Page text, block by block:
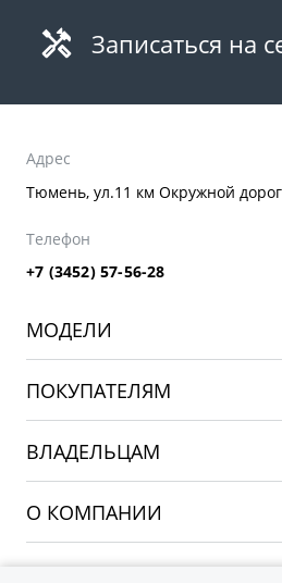
Записаться на
Адрес
Тюмень, ул.11 км Окружной
Телефон
+7 (3452) 57-56-28
МОДЕЛИ
EX5
PREFACE
CITYRAY
ATLAS
ПОКУПАТЕЛЯМ
ВЛАДЕЛЬЦАМ
О КОМПАНИИ